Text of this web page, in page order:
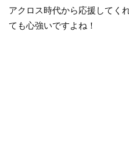
アクロス時代から応援してく
ても心強いですよね！